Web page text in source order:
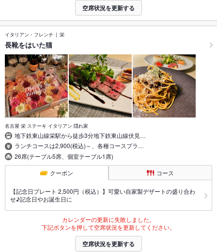
空席状況を更新する
イタリアン・フレンチ 栄
長靴をはいた猫
名古屋 栄 ステーキ イタリアン 隠れ家
地下鉄東山線栄駅から徒歩3分地下鉄東山線伏見…
ランチコースは2,900(税込)～、各種コースプラ…
26席(テーブル5席、個室テーブル1席)
クーポン コース
【記念日プレート 2,500円（税込）】可愛い自家製デザートの盛り合わ
せ♪記念日やお誕生日に
カレンダーの更新に失敗しました。
下記ボタンを押して空席状況を更新してください。
空席状況を更新する